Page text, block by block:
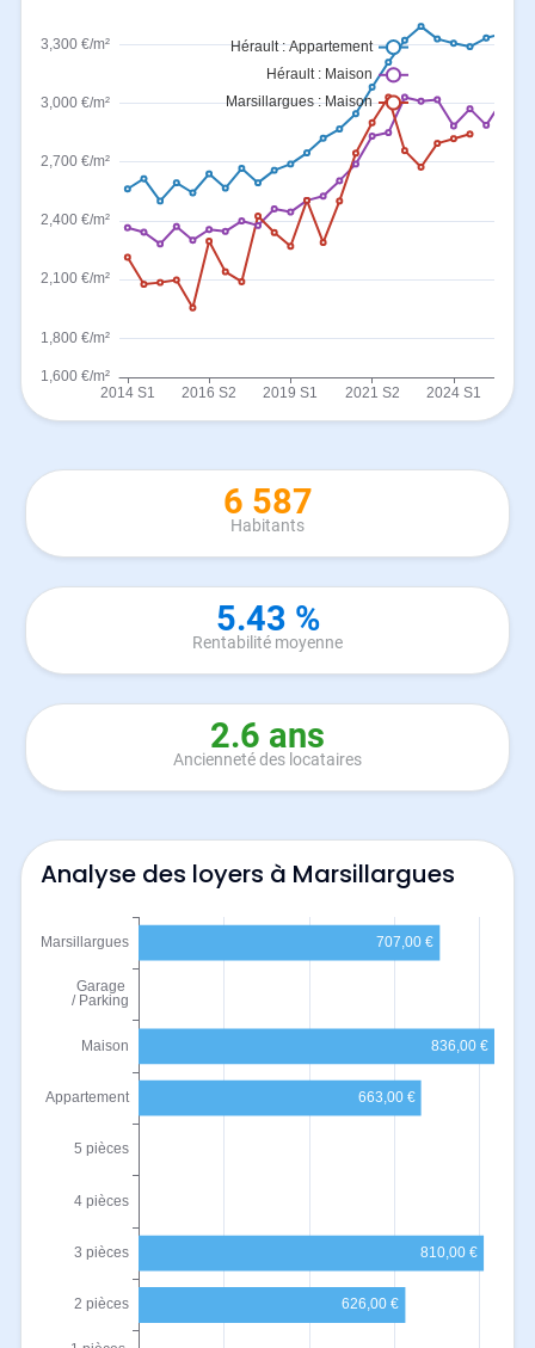
6 587
Habitants
5.43 %
Rentabilité moyenne
2.6 ans
Ancienneté des locataires
Analyse des loyers à Marsillargues